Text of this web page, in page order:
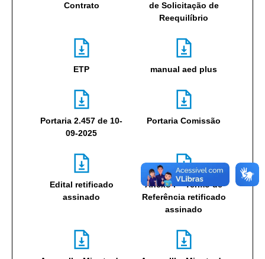
Contrato
de Solicitação de
Reequilíbrio
ETP manual aed plus
Portaria 2.457 de 10-
09-2025
Portaria Comissão
Edital retificado
assinado
Anexo I – Termo de
Referência retificado
assinado